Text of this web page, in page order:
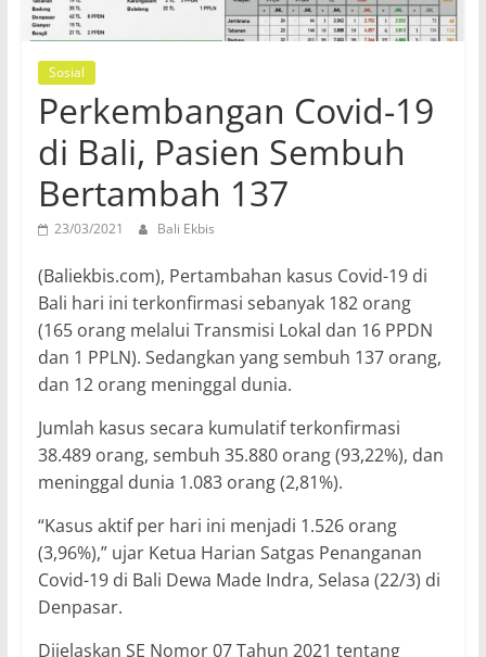
Sosial
Perkembangan Covid-19
di Bali, Pasien Sembuh
Bertambah 137
23/03/2021 Bali Ekbis
(Baliekbis.com), Pertambahan kasus Covid-19 di
Bali hari ini terkonfirmasi sebanyak 182 orang
(165 orang melalui Transmisi Lokal dan 16 PPDN
dan 1 PPLN). Sedangkan yang sembuh 137 orang,
dan 12 orang meninggal dunia.
Jumlah kasus secara kumulatif terkonfirmasi
38.489 orang, sembuh 35.880 orang (93,22%), dan
meninggal dunia 1.083 orang (2,81%).
“Kasus aktif per hari ini menjadi 1.526 orang
(3,96%),” ujar Ketua Harian Satgas Penanganan
Covid-19 di Bali Dewa Made Indra, Selasa (22/3) di
Denpasar.
Dijelaskan SE Nomor 07 Tahun 2021 tentang